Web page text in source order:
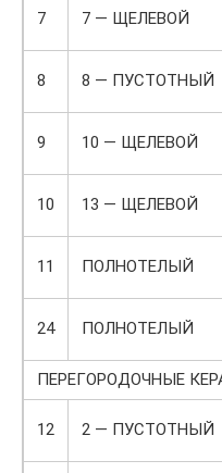
7 7 — ЩЕЛЕВОЙ
8 8 — ПУСТОТНЫЙ
9 10 — ЩЕЛЕВОЙ
10 13 — ЩЕЛЕВОЙ
11 ПОЛНОТЕЛЫЙ
24 ПОЛНОТЕЛЫЙ
ПЕРЕГОРОДОЧНЫЕ
12 2 — ПУСТОТНЫЙ